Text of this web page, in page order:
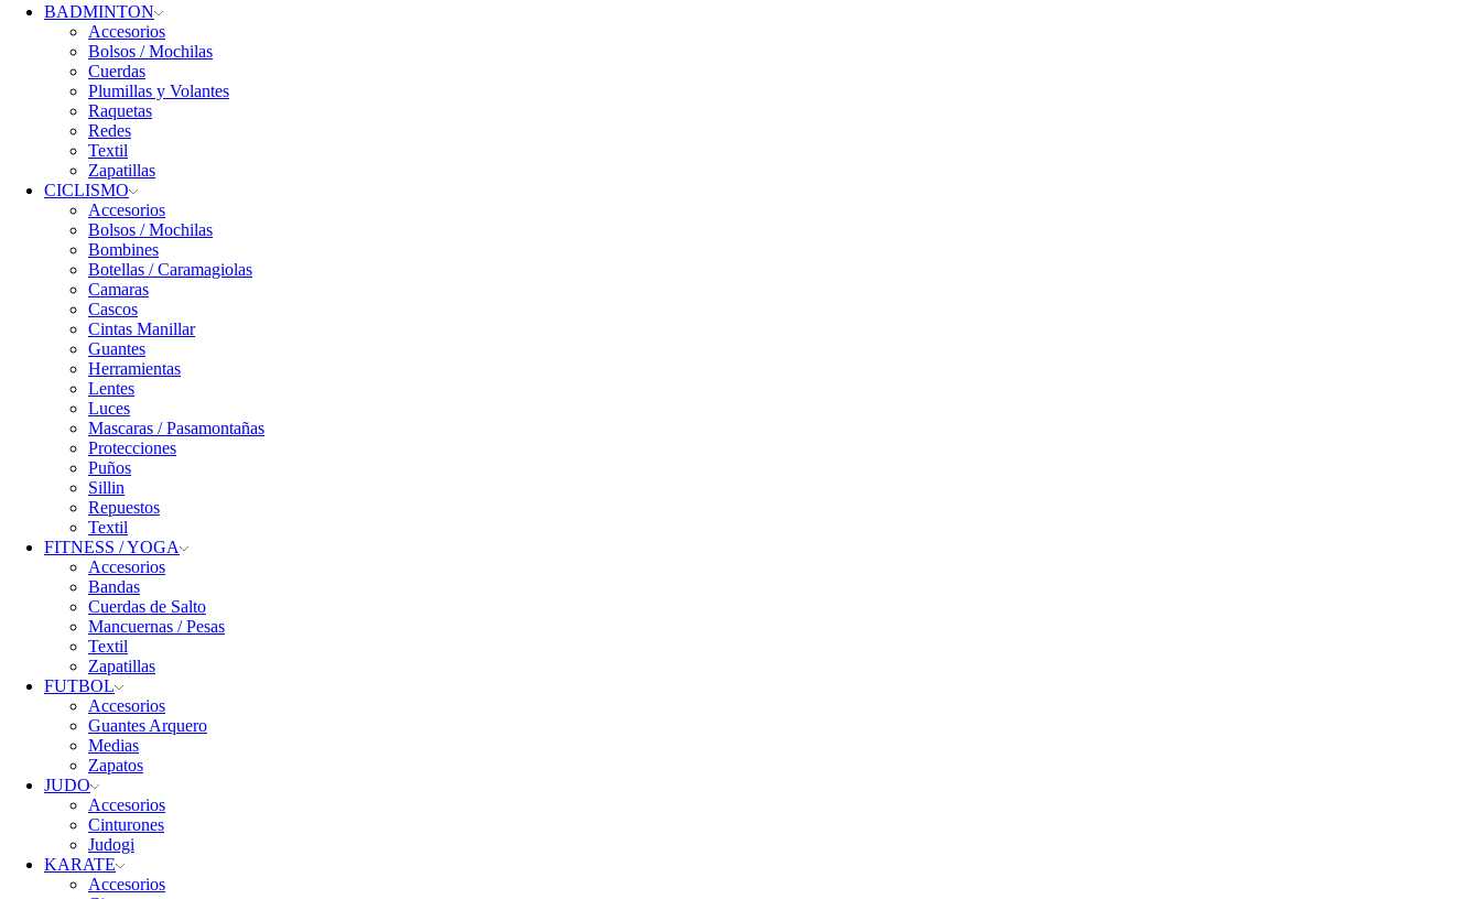
BADMINTON
Accesorios
Bolsos / Mochilas
Cuerdas
Plumillas y Volantes
Raquetas
Redes
Textil
Zapatillas
CICLISMO
Accesorios
Bolsos / Mochilas
Bombines
Botellas / Caramagiolas
Camaras
Cascos
Cintas Manillar
Guantes
Herramientas
Lentes
Luces
Mascaras / Pasamontañas
Protecciones
Puños
Sillin
Repuestos
Textil
FITNESS / YOGA
Accesorios
Bandas
Cuerdas de Salto
Mancuernas / Pesas
Textil
Zapatillas
FUTBOL
Accesorios
Guantes Arquero
Medias
Zapatos
JUDO
Accesorios
Cinturones
Judogi
KARATE
Accesorios